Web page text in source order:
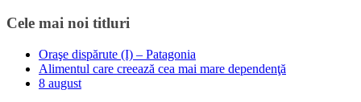
Cele mai noi titluri
Oraşe dispărute (I) – Patagonia
Alimentul care creează cea mai mare dependenţă
8 august